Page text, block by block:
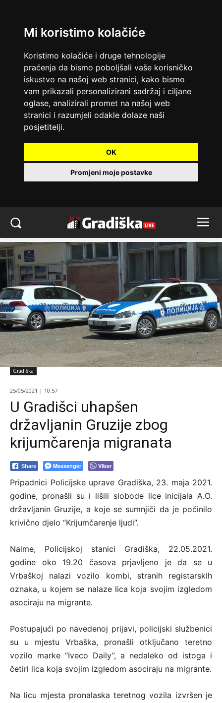
Mi koristimo kolačiće
Koristimo kolačiće i druge tehnologije
praćenja da bismo poboljšali vaše korisničko
iskustvo na našoj web stranici, kako bismo
vam prikazali personalizirani sadržaj i ciljane
oglase, analizirali promet na našoj web
stranici i razumjeli odakle dolaze naši
posjetitelji.
OK
Promjeni moje postavke
Gradiška
25/05/2021 | 10:57
U Gradišci uhapšen
državljanin Gruzije zbog
krijumčarenja migranata
Share Messenger Viber
Pripadnici Policijske uprave Gradiška, 23. maja 2021.
godine, pronašli su i lišili slobode lice inicijala A.O.
državljanin Gruzije, a koje se sumnjiči da je počinilo
krivično djelo “Krijumčarenje ljudi”.
Naime, Policijskoj stanici Gradiška, 22.05.2021.
godine oko 19.20 časova prjavljeno je da se u
Vrbaškoj nalazi vozilo kombi, stranih registarskih
oznaka, u kojem se nalaze lica koja svojim izgledom
asociraju na migrante.
Postupajući po navedenoj prijavi, policijski službenici
su u mjestu Vrbaška, pronašli otključano teretno
vozilo marke “Iveco Daily”, a nedaleko od istoga i
četiri lica koja svojim izgledom asociraju na migrante.
Na licu mjesta pronalaska teretnog vozila izvršen je